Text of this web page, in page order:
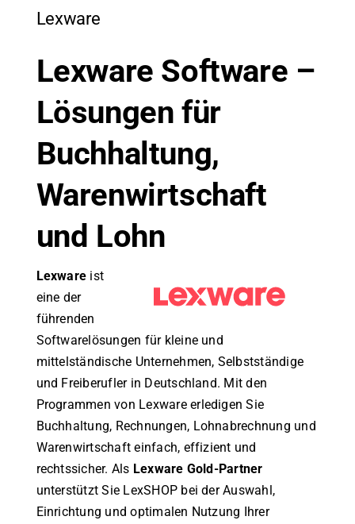
Lexware
Lexware Software –
Lösungen für
Buchhaltung,
Warenwirtschaft
und Lohn
Lexware ist
eine der
führenden
Softwarelösungen für kleine und
mittelständische Unternehmen, Selbstständige
und Freiberufler in Deutschland. Mit den
Programmen von Lexware erledigen Sie
Buchhaltung, Rechnungen, Lohnabrechnung und
Warenwirtschaft einfach, effizient und
rechtssicher. Als Lexware Gold-Partner
unterstützt Sie LexSHOP bei der Auswahl,
Einrichtung und optimalen Nutzung Ihrer